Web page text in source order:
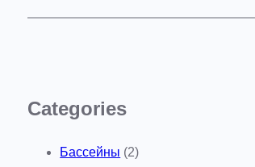
Categories
Бассейны (2)